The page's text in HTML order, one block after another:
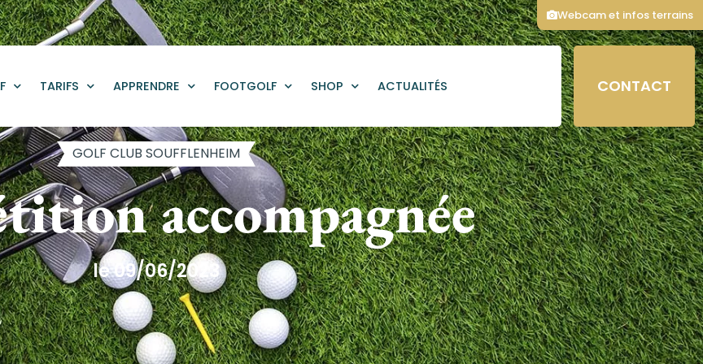
TARIFS APPRENDRE FOOTGOLF SHOP ACTUALITÉS CONTACT
GOLF CLUB SOUFFLENHEIM
accompagnée
le 09/06/2023
Webcam et infos terrains